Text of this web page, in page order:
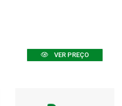
VER PREÇO